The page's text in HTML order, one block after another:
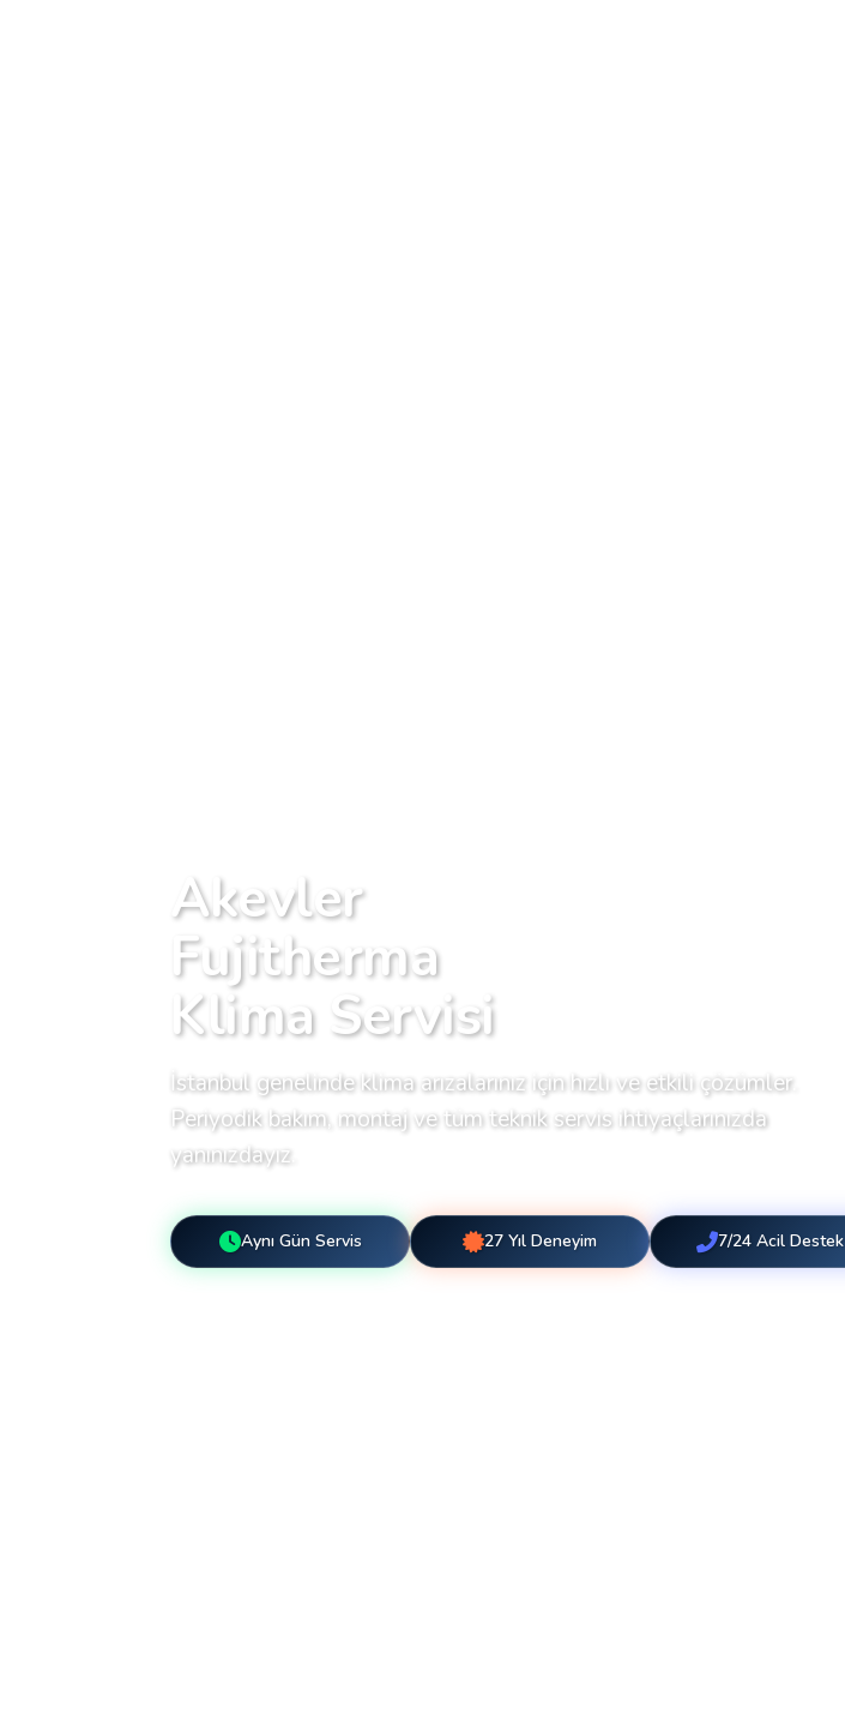
Akevler
Fujitherma
Klima Servisi
İstanbul genelinde klima arızalarınız için hızlı ve etkili çözümler.
Periyodik bakım, montaj ve tüm teknik servis ihtiyaçlarınızda
yanınızdayız.
Aynı Gün Servis 27 Yıl Deneyim 7/24 Acil Destek